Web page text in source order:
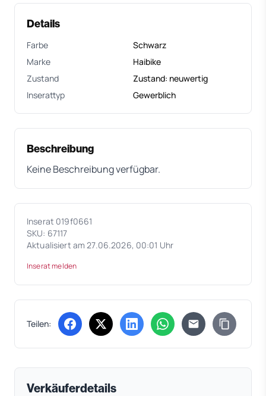
Details
Farbe
Schwarz
Marke
Haibike
Zustand
Zustand: neuwertig
Inserattyp
Gewerblich
Beschreibung
Keine Beschreibung verfügbar.
Inserat 019f0661
SKU: 67117
Aktualisiert am 27.06.2026, 00:01 Uhr
Inserat melden
Teilen: (öffnet in neuem Tab)
(öffnet in neuem Tab)
(öffnet in neuem Tab)
(öffnet in neuem Tab)
Verkäuferdetails